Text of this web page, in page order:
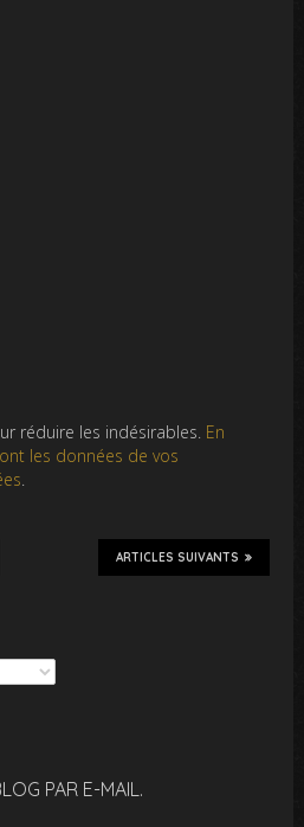
réduire les indésirables. En
les données de vos
.
ARTICLES SUIVANTS
PAR E-MAIL.